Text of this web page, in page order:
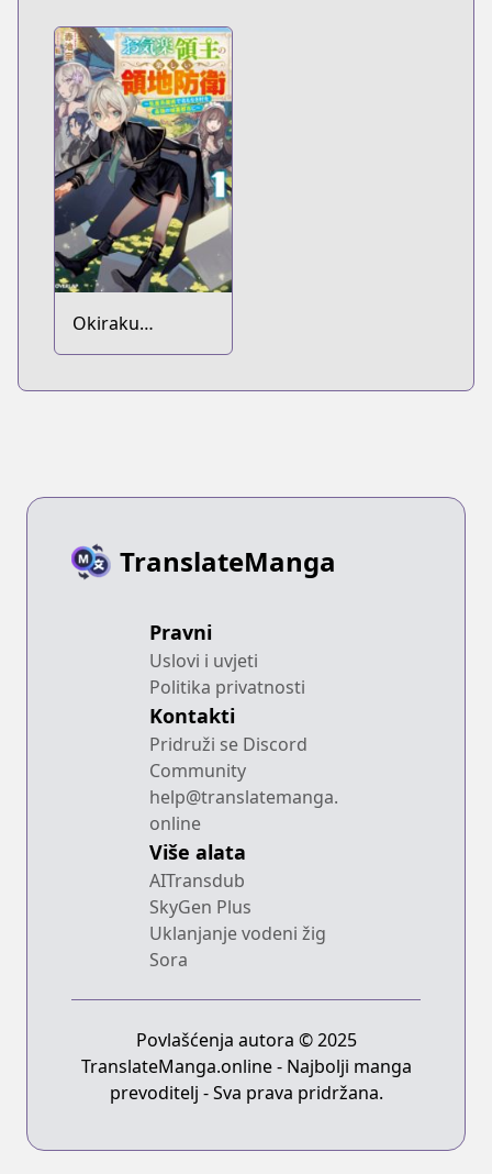
Okiraku
Ryoushu no
TranslateManga
Pravni
Uslovi i uvjeti
Politika privatnosti
Kontakti
Pridruži se Discord
Community
help@translatemanga.
online
Više alata
AITransdub
SkyGen Plus
Uklanjanje vodeni žig
Sora
Povlašćenja autora © 2025
TranslateManga.online - Najbolji manga
prevoditelj - Sva prava pridržana.